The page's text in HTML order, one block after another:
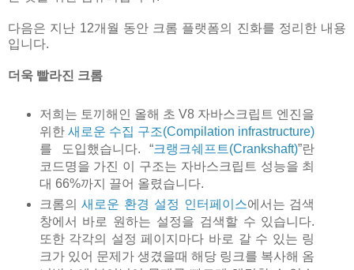
다음은 지난 12개월 동안 크롬 플랫폼의 진화를 정리한 내용
입니다.
더욱 빨라진 크롬
저희는 토끼해인 올해 초 V8 자바스크립트 엔진을
위한 새로운 수집 구조(Compilation infrastructure)
를 도입했습니다. “크랭크쉐프트(Crankshaft)”란
코드명을 가진 이 구조는 자바스크립트 성능을 최
대 66%까지 끌어 올렸습니다.
크롬의새로운 환경 설정 인터페이스에서는 검색
창에서 바로 원하는 설정을 검색할 수 있습니다.
또한 각각의 설정 페이지마다 바로 갈 수 있는 링
크가 있어 문제가 생겼을때 해당 링크를 복사해 옴